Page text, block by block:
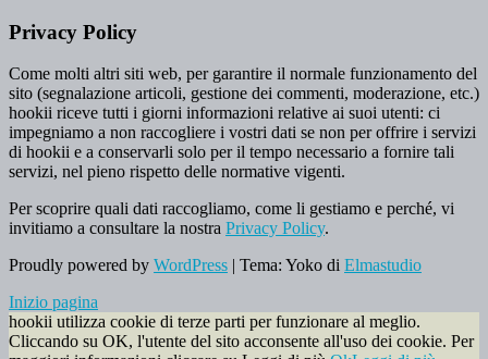
Privacy Policy
Come molti altri siti web, per garantire il normale funzionamento del
sito (segnalazione articoli, gestione dei commenti, moderazione, etc.)
hookii riceve tutti i giorni informazioni relative ai suoi utenti: ci
impegniamo a non raccogliere i vostri dati se non per offrire i servizi
di hookii e a conservarli solo per il tempo necessario a fornire tali
servizi, nel pieno rispetto delle normative vigenti.
Per scoprire quali dati raccogliamo, come li gestiamo e perché, vi
invitiamo a consultare la nostra Privacy Policy.
Proudly powered by WordPress | Tema: Yoko di Elmastudio
Inizio pagina
hookii utilizza cookie di terze parti per funzionare al meglio.
Cliccando su OK, l'utente del sito acconsente all'uso dei cookie. Per